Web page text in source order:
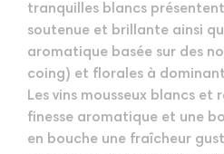
tranquilles blancs
soutenue et brillante ainsi
aromatique basée sur des
coing) et florales à
Les vins mousseux blancs et
finesse aromatique et une
en bouche une fraîcheur